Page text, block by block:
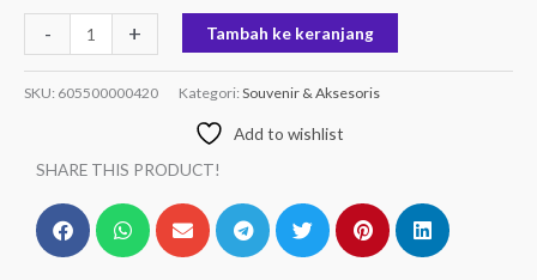
- + Tambah ke keranjang
SKU: 605500000420 Kategori: Souvenir & Aksesoris
Add to wishlist
SHARE THIS PRODUCT!